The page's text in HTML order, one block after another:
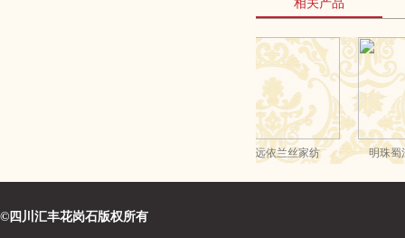
相关产品
©四川汇丰花岗石版权所有